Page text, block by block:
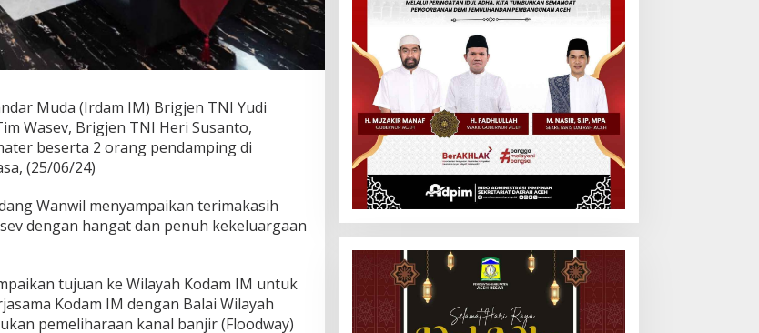
Muda (Irdam IM) Brigjen TNI Yudi
Wasev, Brigjen TNI Heri Susanto,
beserta 2 orang pendamping di
(25/06/24)
Wanwil menyampaikan terimakasih
dengan hangat dan penuh kekeluargaan
tujuan ke Wilayah Kodam IM untuk
Kodam IM dengan Balai Wilayah
pemeliharaan kanal banjir (Floodway)